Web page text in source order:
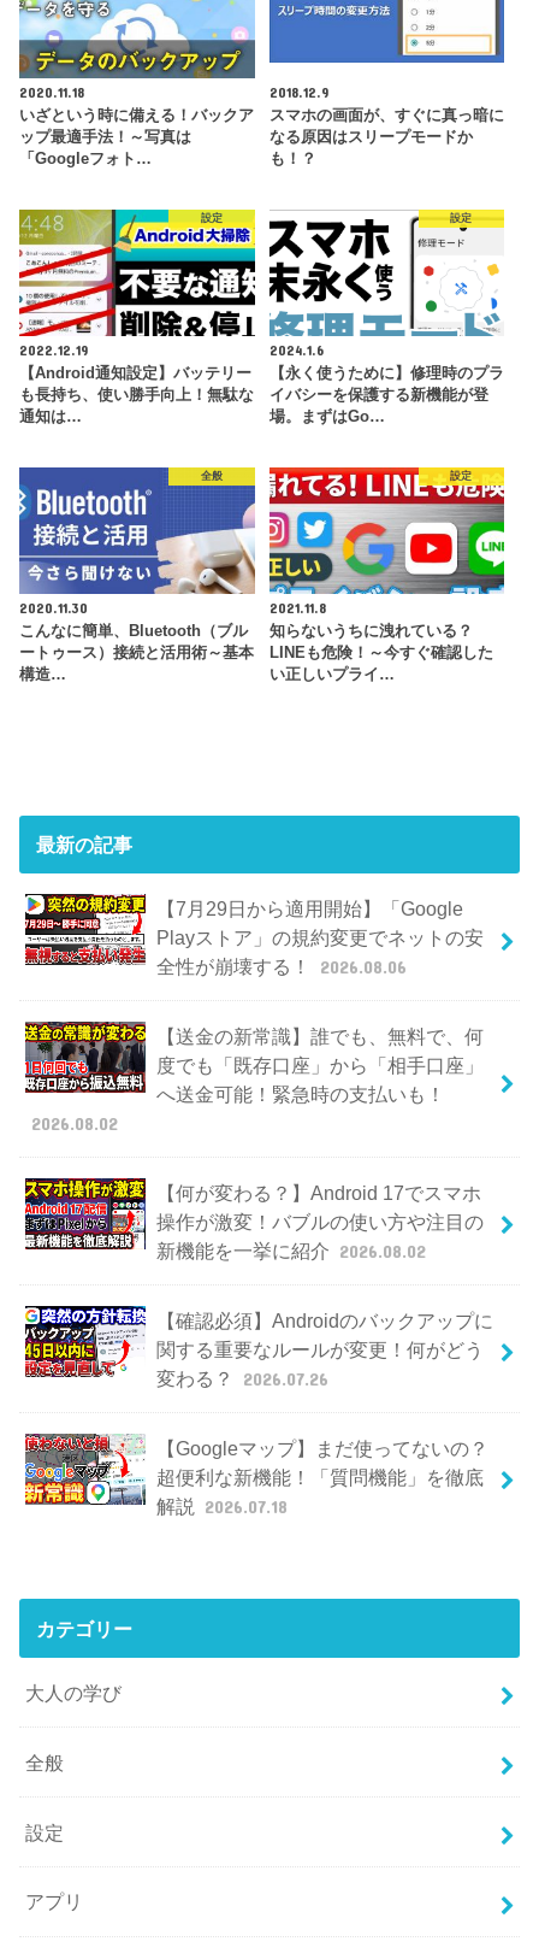
2020.11.18
いざという時に備える！バックア
ップ最適手法！～写真は
「Googleフォト…
2018.12.9
スマホの画面が、すぐに真っ暗に
なる原因はスリープモードか
も！？
設定
2022.12.19
【Android通知設定】バッテリー
も長持ち、使い勝手向上！無駄な
通知は…
設定
2024.1.6
【永く使うために】修理時のプラ
イバシーを保護する新機能が登
場。まずはGo…
全般
2020.11.30
こんなに簡単、Bluetooth（ブル
ートゥース）接続と活用術～基本
構造…
設定
2021.11.8
知らないうちに洩れている？
LINEも危険！～今すぐ確認した
い正しいプライ…
最新の記事
【7月29日から適用開始】「Google
Playストア」の規約変更でネットの安
全性が崩壊する！
2026.08.06
【送金の新常識】誰でも、無料で、何
度でも「既存口座」から「相手口座」
へ送金可能！緊急時の支払いも！
2026.08.02
【何が変わる？】Android 17でスマホ
操作が激変！バブルの使い方や注目の
新機能を一挙に紹介 2026.08.02
【確認必須】Androidのバックアップに
関する重要なルールが変更！何がどう
変わる？
2026.07.26
【Googleマップ】まだ使ってないの？
超便利な新機能！「質問機能」を徹底
解説
2026.07.18
カテゴリー
大人の学び
全般
設定
アプリ